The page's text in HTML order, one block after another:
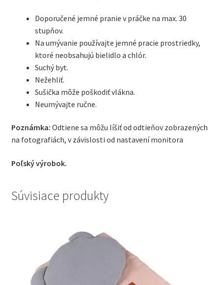
Doporučené jemné pranie v práčke na max. 30
stupňov.
Na umývanie používajte jemné pracie prostriedky,
ktoré neobsahujú bielidlo a chlór.
Suchý byt.
Nežehliť.
Sušička môže poškodiť vlákna.
Neumývajte ručne.
Poznámka: Odtiene sa môžu líšiť od odtieňov zobrazených
na fotografiách, v závislosti od nastavení monitora
Poľský výrobok.
Súvisiace produkty